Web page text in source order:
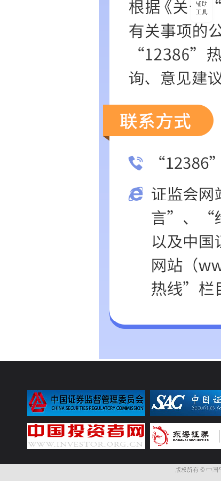
版权所有 © 中国
辅助
工具